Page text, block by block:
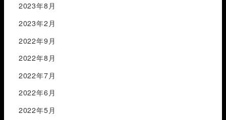
2023年8月
2023年2月
2022年9月
2022年8月
2022年7月
2022年6月
2022年5月